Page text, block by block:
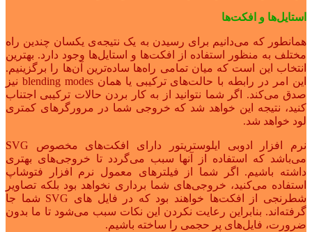
استایل‌ها و افکت‌ها
همانطور که می‌دانیم برای رسیدن به یک نتیجه‌ی یکسان چندین راه
مختلف به منظور استفاده از افکت‌ها و استایل‌ها وجود دارد. بهترین
انتخاب این است که میان تمامی راه‌ها ساده‌ترین آن‌ها را برگزینیم.
این امر در رابطه با حالت‌های ترکیبی یا همان blending modes نیز
صدق می‌کند. اگر شما نتوانید از به کار بردن حالات ترکیبی اجتناب
کنید، نتیجه این خواهد شد که خروجی شما در مرورگرهای کمتری
لود خواهد شد.
نرم افزار ادوبی ایلوستریتور دارای افکت‌های مخصوص SVG
می‌باشد که استفاده از آنها سبب می‌گردد تا خروجی‌های بهتری
داشته باشیم. اگر شما از فیلترهای معمول نرم افزار فتوشاپ
استفاده می‌کنید، خروجی‌های شما برداری نخواهد بود بلکه تصاویر
شطرنجی از افکت‌ها خواهند بود که در فایل های SVG شما جا
گرفته‌اند. بنابراین رعایت نکردن این نکات سبب می‌شود تا ما بدون
ضرورت، فایل‌های پر حجمی را ساخته باشیم.